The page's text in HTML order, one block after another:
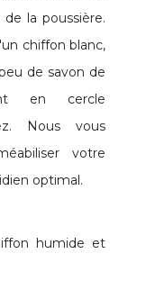
la poussière.
chiffon blanc,
de savon de
en cercle
Nous vous
votre
optimal.
humide et